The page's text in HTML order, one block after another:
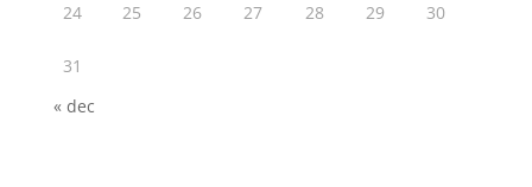
24 25 26 27 28 29 30
31
« dec